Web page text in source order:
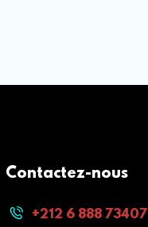
Contactez-nous
+212 6 888 73407